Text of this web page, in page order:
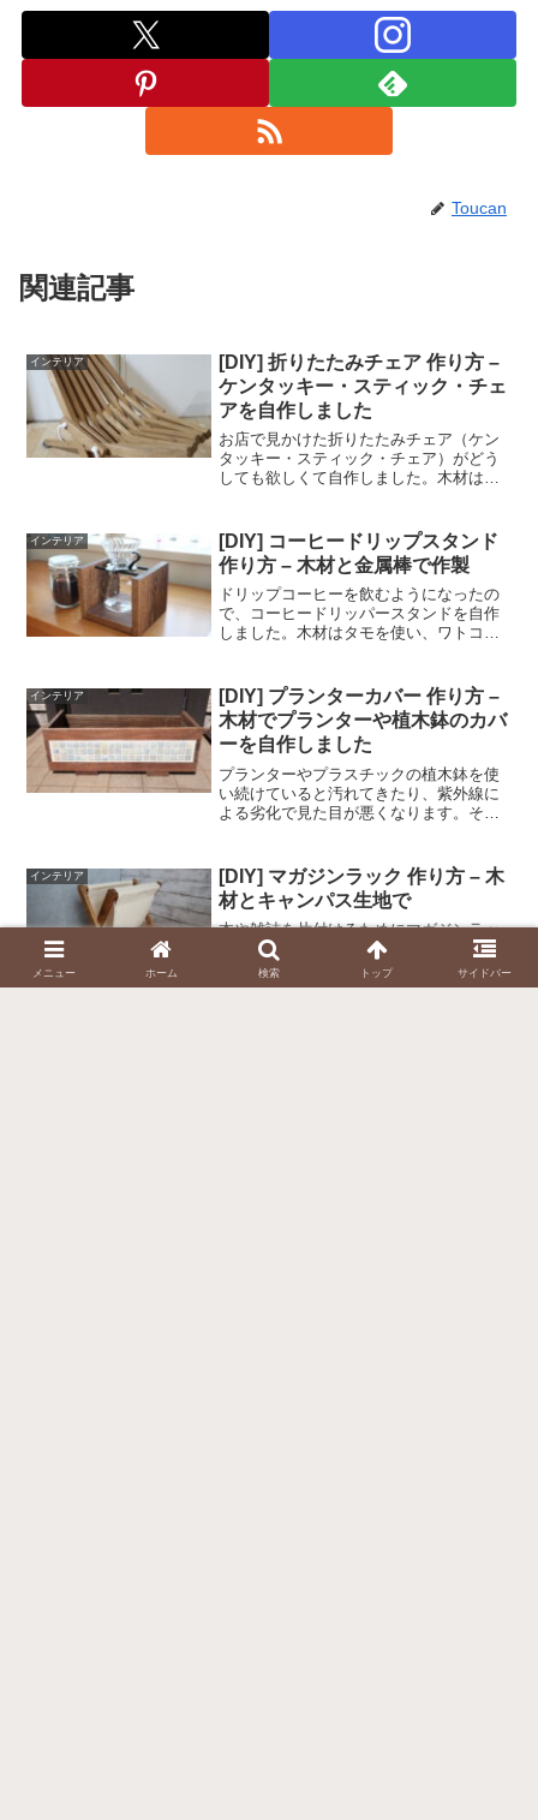
Toucan
関連記事
インテリア
[DIY] 折りたたみチェア 作り方 –
ケンタッキー・スティック・チェ
アを自作しました
お店で見かけた折りたたみチェア（ケン
タッキー・スティック・チェア）がどう
しても欲しくて自作しました。木材は
木材を切って、穴を開けて組み立てるだ
けなので簡単にできま...
インテリア
[DIY] コーヒードリップスタンド
作り方 – 木材と金属棒で作製
ドリップコーヒーを飲むようになったの
で、コーヒードリッパースタンドを自作
しました。木材はタモを使い、ワトコオ
はガーデニング用の支柱です。ダボ継ぎ
を使っているので見た目も良...
インテリア
[DIY] プランターカバー 作り方 –
木材でプランターや植木鉢のカバ
ーを自作しました
プランターやプラスチックの植木鉢を使
い続けていると汚れてきたり、紫外線に
よる劣化で見た目が悪くなります。そこ
て、一部をタイル張りとしました。材料
木材（イペ、ウリンなどの...
インテリア
[DIY] マガジンラック 作り方 – 木
材とキャンパス生地で
本や雑誌を片付けるためにマガジンラッ
クを自作しました。簡単に作ることが出
来ましたし、とても素敵な感じになりま
した。材料SPF(1x2材)布（キャンバス生
メニュー ホーム 検索 トップ サイドバー